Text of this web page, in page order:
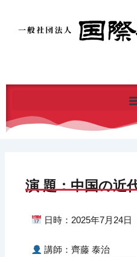
演 題：中国の近
日時：2025年7月24日
講師：齊藤 泰治